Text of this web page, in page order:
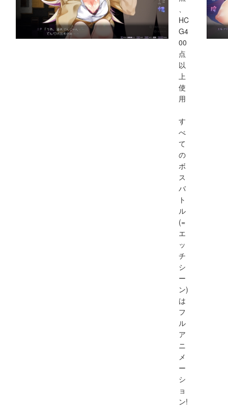
HC
G4
00
点
以
上
使
用
す
べ
て
の
ボ
ス
バ
ト
ル
(=
エ
ッ
チ
シ
ー
ン)
は
フ
ル
ア
ニ
メ
ー
シ
ョ
ン!